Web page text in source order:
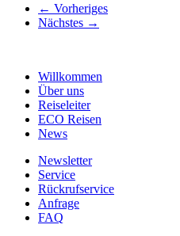
← Vorheriges
Nächstes →
Willkommen
Über uns
Reiseleiter
ECO Reisen
News
Newsletter
Service
Rückrufservice
Anfrage
FAQ